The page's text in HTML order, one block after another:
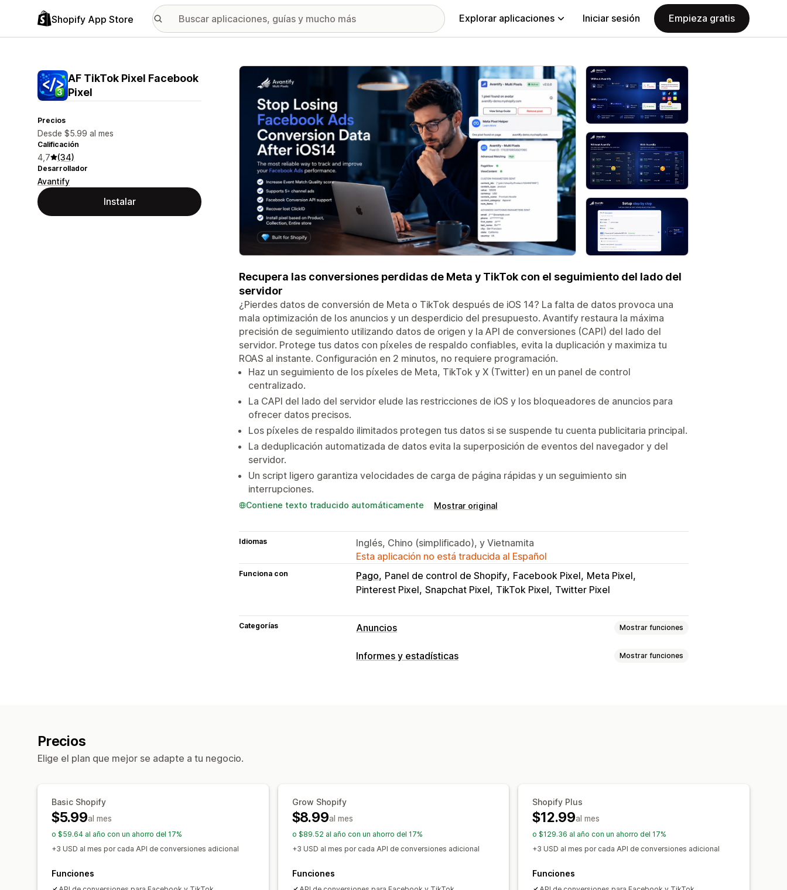
Shopify App Store Explorar aplicaciones Iniciar sesión Empieza gratis
AF TikTok Pixel Facebook
Pixel
Precios
Desde $5.99 al mes
Calificación
4,7 (34)
Desarrollador
Avantify
Instalar
Galería de imágenes destacadas
Recupera las conversiones perdidas de Meta y TikTok con el seguimiento del lado del
servidor
¿Pierdes datos de conversión de Meta o TikTok después de iOS 14? La falta de datos provoca una
mala optimización de los anuncios y un desperdicio del presupuesto. Avantify restaura la máxima
precisión de seguimiento utilizando datos de origen y la API de conversiones (CAPI) del lado del
servidor. Protege tus datos con píxeles de respaldo confiables, evita la duplicación y maximiza tu
ROAS al instante. Configuración en 2 minutos, no requiere programación.
Haz un seguimiento de los píxeles de Meta, TikTok y X (Twitter) en un panel de control
centralizado.
La CAPI del lado del servidor elude las restricciones de iOS y los bloqueadores de anuncios para
ofrecer datos precisos.
Los píxeles de respaldo ilimitados protegen tus datos si se suspende tu cuenta publicitaria principal.
La deduplicación automatizada de datos evita la superposición de eventos del navegador y del
servidor.
Un script ligero garantiza velocidades de carga de página rápidas y un seguimiento sin
interrupciones.
Contiene texto traducido automáticamente Mostrar original
Idiomas
Inglés, Chino (simplificado), y Vietnamita
Esta aplicación no está traducida al Español
Funciona con Pago Panel de control de Shopify Facebook Pixel Meta Pixel
Pinterest Pixel Snapchat Pixel TikTok Pixel Twitter Pixel
Categorías Anuncios Mostrar funciones
Segmentación
Informes y estadísticas Mostrar funciones
Precios
Elige el plan que mejor se adapte a tu negocio.
Basic Shopify
$5.99al mes
o $59.64 al año con un ahorro del 17%
+3 USD al mes por cada API de conversiones adicional
Funciones
Grow Shopify
$8.99al mes
o $89.52 al año con un ahorro del 17%
+3 USD al mes por cada API de conversiones adicional
Funciones
Shopify Plus
$12.99al mes
o $129.36 al año con un ahorro del 17%
+3 USD al mes por cada API de conversiones adicional
Funciones